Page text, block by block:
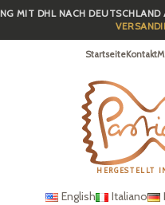
MIT DHL NACH
StartseiteKontakt
HERGESTELLT
English Italiano